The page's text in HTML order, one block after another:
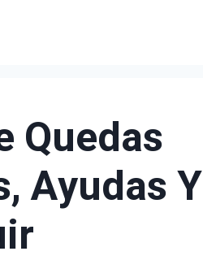
Quedas
Ayudas Y